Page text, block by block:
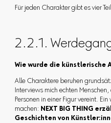
Für jeden Charakter gibt es vier
2.2.1.
Wie wurde die künstlerische
Alle Charaktere beruhen
Interviews mich echten
Personen in einer Figur vereint.
machen: NEXT BIG THING
Geschichten von